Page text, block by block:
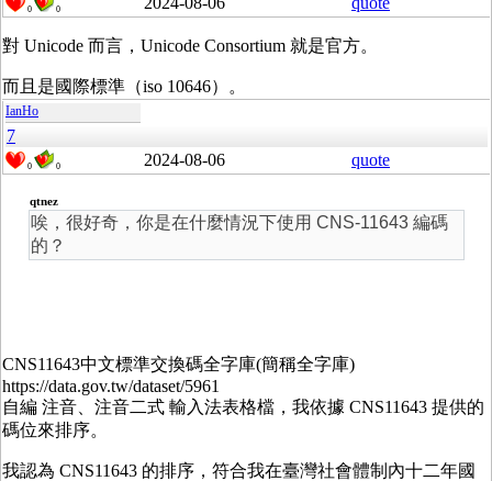
0 0
對 Unicode 而言， Unicode Consortium 就是官方。
而且是國際標準（iso 10646）。
IanHo
7
0 0 2024-08-06 quote
qtnez
唉，很好奇，你是在什麼情況下使用 CNS-11643 編碼
的？
CNS11643中文標準交換碼全字庫(簡稱全字庫)
https://data.gov.tw/dataset/5961
自編 注音、注音二式 輸入法表格檔，我依據 CNS11643 提供的
碼位來排序。
我認為 CNS11643 的排序，符合我在臺灣社會體制內十二年國